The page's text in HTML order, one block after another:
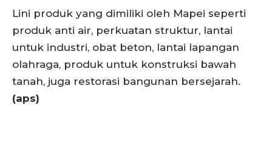
Lini produk yang dimiliki oleh Mapei seperti
produk anti air, perkuatan struktur, lantai
untuk industri, obat beton, lantai lapangan
olahraga, produk untuk konstruksi bawah
tanah, juga restorasi bangunan bersejarah.
(aps)